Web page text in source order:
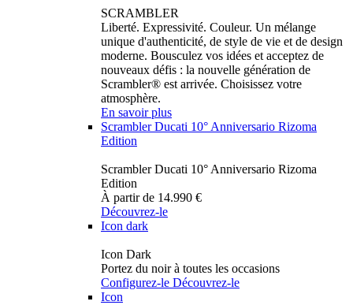
SCRAMBLER
Liberté. Expressivité. Couleur. Un mélange
unique d'authenticité, de style de vie et de design
moderne. Bousculez vos idées et acceptez de
nouveaux défis : la nouvelle génération de
Scrambler® est arrivée. Choisissez votre
atmosphère.
En savoir plus
Scrambler Ducati 10° Anniversario Rizoma
Edition
Scrambler Ducati 10° Anniversario Rizoma
Edition
À partir de 14.990 €
Découvrez-le
Icon dark
Icon Dark
Portez du noir à toutes les occasions
Configurez-le Découvrez-le
Icon